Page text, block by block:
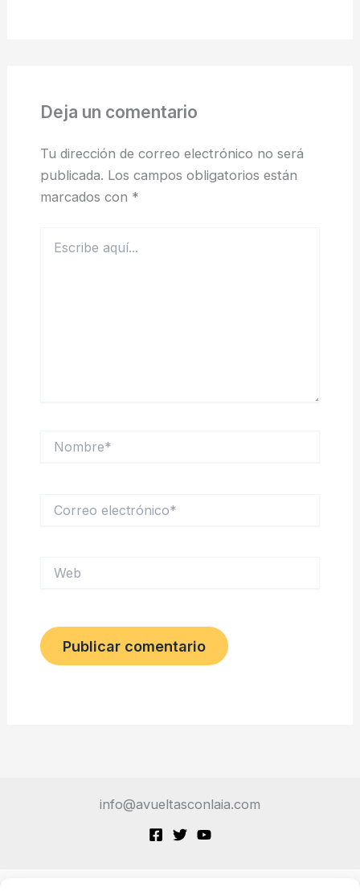
Deja un comentario
Tu dirección de correo electrónico no será
publicada. Los campos obligatorios están
marcados con *
aquí...
electrónico*
info@avueltasconlaia.com